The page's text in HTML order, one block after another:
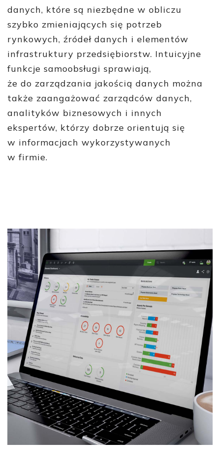
danych, które są niezbędne w obliczu
szybko zmieniających się potrzeb
rynkowych, źródeł danych i elementów
infrastruktury przedsiębiorstw. Intuicyjne
funkcje samoobsługi sprawiają,
że do zarządzania jakością danych można
także zaangażować zarządców danych,
analityków biznesowych i innych
ekspertów, którzy dobrze orientują się
w informacjach wykorzystywanych
w firmie.